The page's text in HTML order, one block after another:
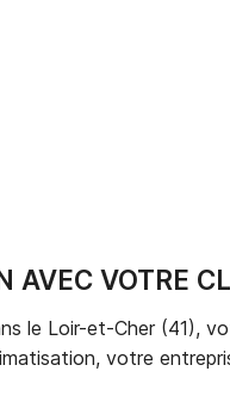
AVEC VOTRE
le Loir-et-Cher (41),
votre